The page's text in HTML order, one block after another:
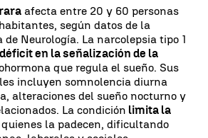
afecta entre 20 y 60 personas
según datos de la
de Neurología. La narcolepsia tipo 1
déficit en la señalización de la
que regula el sueño. Sus
incluyen somnolencia diurna
alteraciones del sueño nocturno y
La condición limita la
quienes la padecen, dificultando